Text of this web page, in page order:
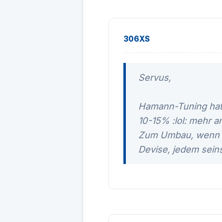
306XS
Servus,
Hamann-Tuning
10-15% :lol: mehr
Zum Umbau,
Devise, jedem